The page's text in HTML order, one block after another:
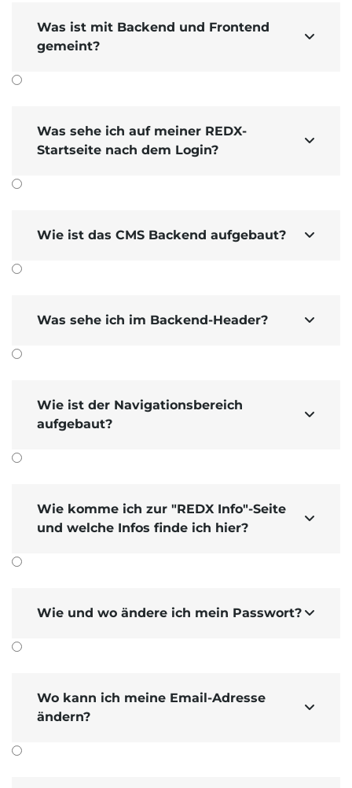
Was ist mit Backend und Frontend
gemeint?

Was sehe ich auf meiner REDX-
Startseite nach dem Login?

Wie ist das CMS Backend aufgebaut? 
Was sehe ich im Backend-Header? 
Wie ist der Navigationsbereich
aufgebaut?

Wie komme ich zur "REDX Info"-Seite
und welche Infos finde ich hier?

Wie und wo ändere ich mein Passwort? 
Wo kann ich meine Email-Adresse
ändern?
